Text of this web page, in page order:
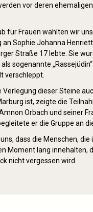
vor deren
für Frauen wählten wir
an Sophie Johanna
Straße 17 lebte. Sie
sogenannte
verschleppt.
Verlegung dieser Steine
ist, zeigte die
Orbach und seiner
er die Gruppe an
dass die Menschen, die
Moment lang innehalten,
nicht vergessen wird.